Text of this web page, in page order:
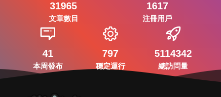
31965
文章數目
1617
注冊用戶
41
本周發布
797
穩定運行
5114342
總訪問量